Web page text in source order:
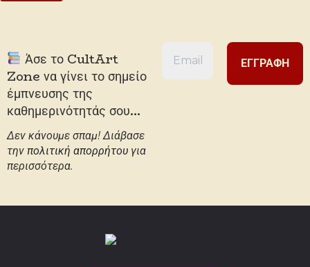
Άσε το CultArt
Zone να γίνει το σημείο
έμπνευσης της
καθημερινότητάς σου...
Δεν κάνουμε σπαμ! Διάβασε
την πολιτική απορρήτου για
περισσότερα.